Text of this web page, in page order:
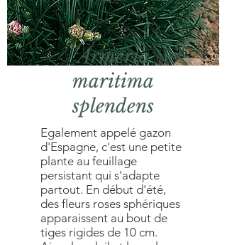
Armeria
maritima
splendens
Egalement appelé gazon
d'Espagne, c'est une petite
plante au feuillage
persistant qui s'adapte
partout. En début d'été,
des fleurs roses sphériques
apparaissent au bout de
tiges rigides de 10 cm.